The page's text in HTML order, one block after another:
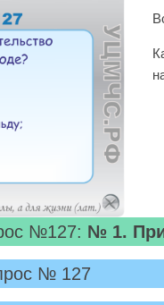
№127: № 1.
№ 127